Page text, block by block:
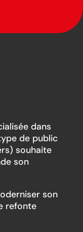
dans
de public
souhaite
son
son
refonte